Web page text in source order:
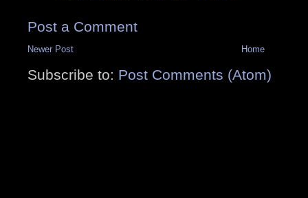
Post a Comment
Newer Post Home
Subscribe to: Post Comments (Atom)